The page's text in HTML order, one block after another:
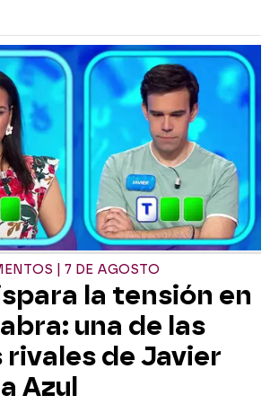
| 7 DE AGOSTO
la tensión en
una de las
rivales de Javier
Azul